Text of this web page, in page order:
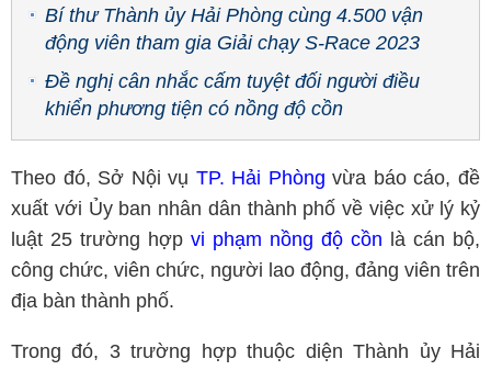
Bí thư Thành ủy Hải Phòng cùng 4.500 vận
động viên tham gia Giải chạy S-Race 2023
Đề nghị cân nhắc cấm tuyệt đối người điều
khiển phương tiện có nồng độ cồn
Theo đó, Sở Nội vụ TP. Hải Phòng vừa báo cáo, đề
xuất với Ủy ban nhân dân thành phố về việc xử lý kỷ
luật 25 trường hợp vi phạm nồng độ cồn là cán bộ,
công chức, viên chức, người lao động, đảng viên trên
địa bàn thành phố.
Trong đó, 3 trường hợp thuộc diện Thành ủy Hải